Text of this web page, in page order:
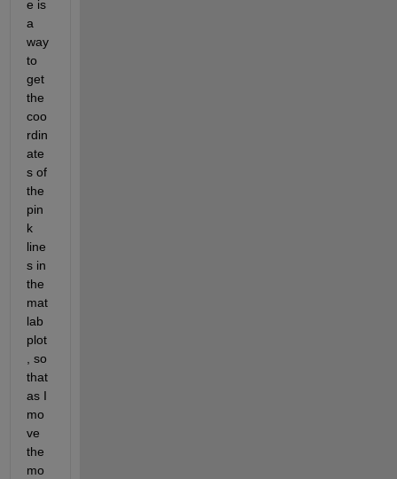
e is
a
way
to
get
the
coo
rdin
ate
s of
the
pin
k
line
s in
the
mat
lab
plot
, so
that
as I
mo
ve
the
mo